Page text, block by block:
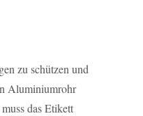
zu schützen und
Aluminiumrohr
das Etikett